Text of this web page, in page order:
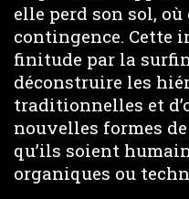
elle perd son sol,
contingence. Cette
finitude par la
déconstruire les
traditionnelles et
nouvelles formes
qu’ils soient
organiques ou